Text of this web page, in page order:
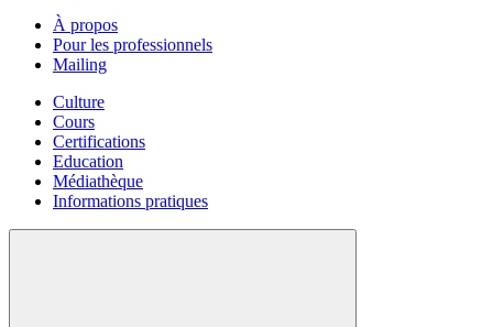
À propos
Pour les professionnels
Mailing
Culture
Cours
Certifications
Education
Médiathèque
Informations pratiques